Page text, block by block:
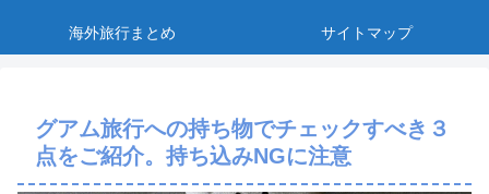
海外旅行まとめ サイトマップ
グアム旅行への持ち物でチェックすべき３
点をご紹介。持ち込みNGに注意